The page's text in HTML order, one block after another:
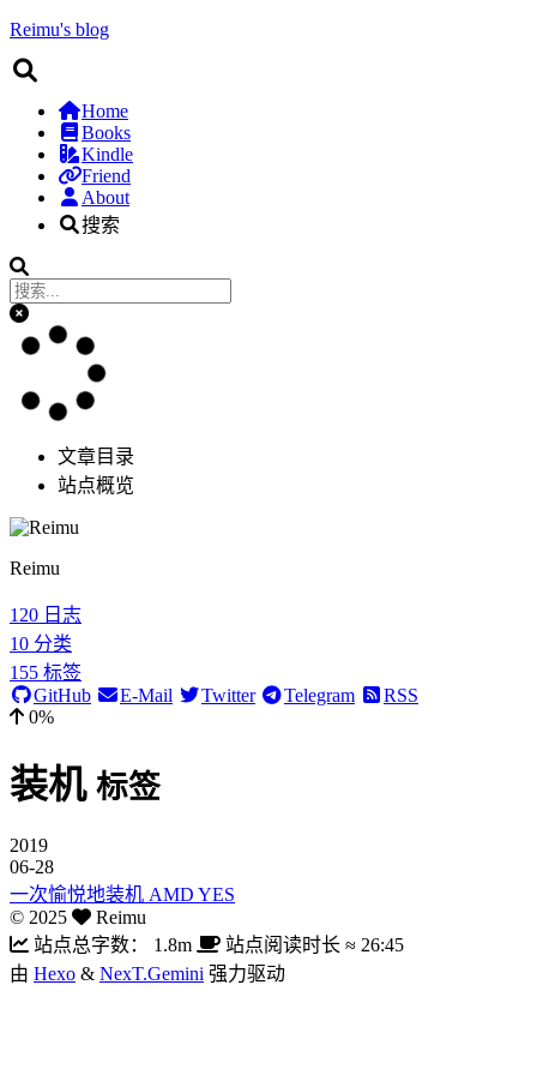
Reimu's blog
Home
Books
Kindle
Friend
About
搜索
文章目录
站点概览
Reimu
120 日志
10 分类
155 标签
GitHub
E-Mail Twitter Telegram
RSS
0%
装机 标签
2019
06-28
一次愉悦地装机 AMD YES
© 2025
Reimu
站点总字数：
1.8m 站点阅读时长 ≈ 26:45
由 Hexo & NexT.Gemini 强力驱动